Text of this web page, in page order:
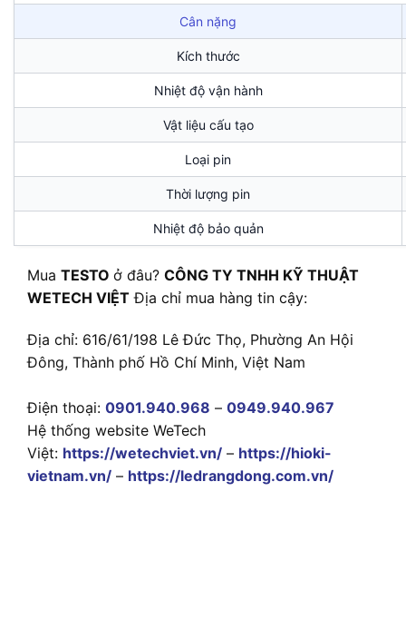
Cân nặng
Kích thước
Nhiệt độ vận hành
Vật liệu cấu tạo
Loại pin
Thời lượng pin
Nhiệt độ bảo quản
Mua TESTO ở đâu? CÔNG TY TNHH KỸ THUẬT
WETECH VIỆT Địa chỉ mua hàng tin cậy:
Địa chỉ: 616/61/198 Lê Đức Thọ, Phường An Hội
Đông, Thành phố Hồ Chí Minh, Việt Nam
Điện thoại: 0901.940.968 – 0949.940.967
Hệ thống website WeTech
Việt: https://wetechviet.vn/ – https://hioki-
vietnam.vn/ – https://ledrangdong.com.vn/